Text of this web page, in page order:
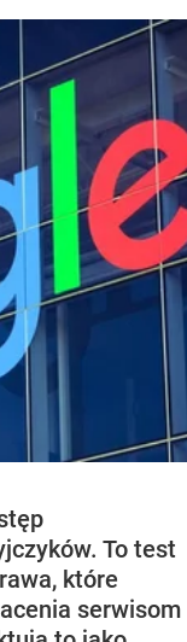
To test
które
serwisom